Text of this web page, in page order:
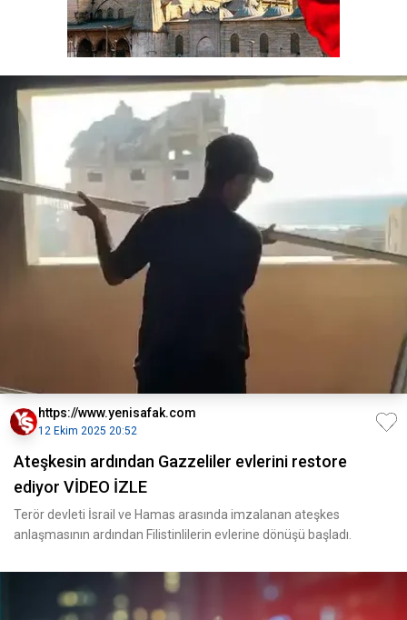
https://www.yenisafak.com
12 Ekim 2025 20:52
Ateşkesin ardından Gazzeliler evlerini restore
ediyor VİDEO İZLE
Terör devleti İsrail ve Hamas arasında imzalanan ateşkes
anlaşmasının ardından Filistinlilerin evlerine dönüşü başladı.